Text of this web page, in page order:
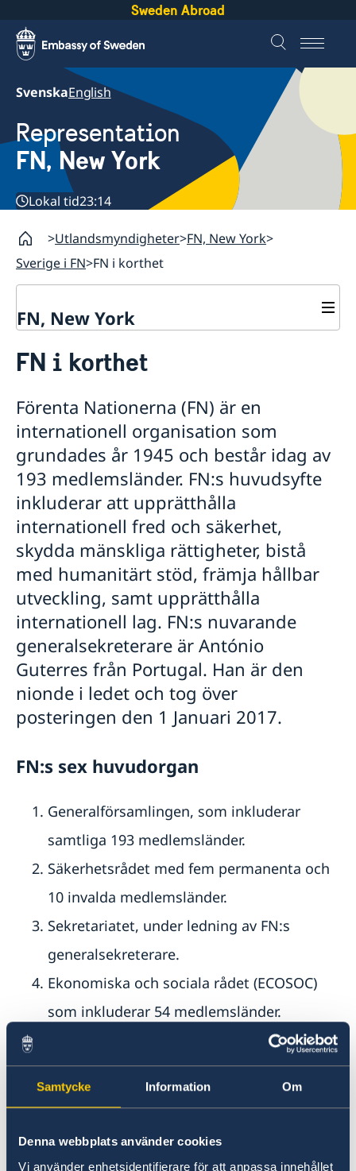
Samtycke Information Om
Denna webbplats använder cookies
Vi använder enhetsidentifierare för att anpassa innehållet
Sweden Abroad
SvenskaEnglish
Representation
FN, New York
Lokal tid23:14
Utlandsmyndigheter FN, New York
Sverige i FN FN i korthet
FN, New York
Våra medarbetare
Handläggare för protokollära och
värdlandsrelaterade frågor
Kontakt
Praktiktjänstgöring
Regler för praktiktjänstgöring
Sverige i FN
Social Media
Svenskar i FN
Jobb, praktik och volontärarbete
Möt svenskar i FN
Martin Moks
Sofia Calltorp
Michaela Friberg-Storey
Niklas Skogsjö
Toloe Masori
Fredrick Lee-Ohlsson
Sarah Hilding der Weduwen
Daniel Roos
FN i korthet
Förenta Nationerna (FN) är en
internationell organisation som
grundades år 1945 och består idag av
193 medlemsländer. FN:s huvudsyfte
inkluderar att upprätthålla
internationell fred och säkerhet,
skydda mänskliga rättigheter, bistå
med humanitärt stöd, främja hållbar
utveckling, samt upprätthålla
internationell lag. FN:s nuvarande
generalsekreterare är António
Guterres från Portugal. Han är den
nionde i ledet och tog över
posteringen den 1 Januari 2017.
FN:s sex huvudorgan
Generalförsamlingen, som inkluderar
samtliga 193 medlemsländer.
Säkerhetsrådet med fem permanenta och
10 invalda medlemsländer.
Sekretariatet, under ledning av FN:s
generalsekreterare.
Ekonomiska och sociala rådet (ECOSOC)
som inkluderar 54 medlemsländer.
huvudkontor i Haag, Nederländerna.
Förvaltarskapsrådet
I tillägg, består FN systemet av ett flertal